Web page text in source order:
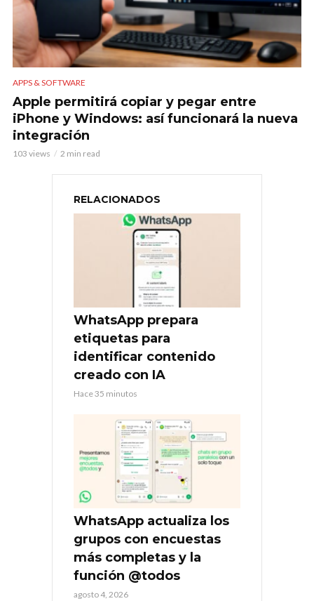
APPS & SOFTWARE
Apple permitirá copiar y pegar entre
iPhone y Windows: así funcionará la nueva
integración
103 views 2 min read
RELACIONADOS
WhatsApp prepara
etiquetas para
identificar contenido
creado con IA
Hace 35 minutos
WhatsApp actualiza los
grupos con encuestas
más completas y la
función @todos
agosto 4, 2026